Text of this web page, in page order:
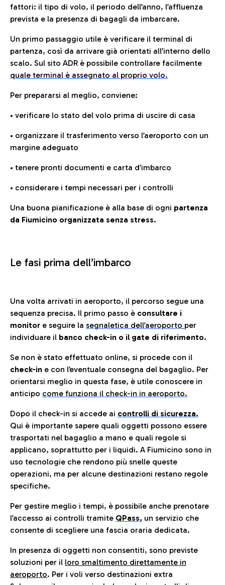
fattori: il tipo di volo, il periodo dell’anno, l’affluenza
prevista e la presenza di bagagli da imbarcare.
Un primo passaggio utile è verificare il terminal di
partenza, così da arrivare già orientati all’interno dello
scalo. Sul sito ADR è possibile controllare facilmente
quale terminal è assegnato al proprio volo.
Per prepararsi al meglio, conviene:
• verificare lo stato del volo prima di uscire di casa
• organizzare il trasferimento verso l’aeroporto con un
margine adeguato
• tenere pronti documenti e carta d’imbarco
• considerare i tempi necessari per i controlli
Una buona pianificazione è alla base di ogni partenza
da Fiumicino organizzata senza stress.
Le fasi prima dell’imbarco
Una volta arrivati in aeroporto, il percorso segue una
sequenza precisa. Il primo passo è consultare i
monitor e seguire la segnaletica dell’aeroporto per
individuare il banco check-in o il gate di riferimento.
Se non è stato effettuato online, si procede con il
check-in e con l’eventuale consegna del bagaglio. Per
orientarsi meglio in questa fase, è utile conoscere in
anticipo come funziona il check-in in aeroporto.
Dopo il check-in si accede ai controlli di sicurezza.
Qui è importante sapere quali oggetti possono essere
trasportati nel bagaglio a mano e quali regole si
applicano, soprattutto per i liquidi. A Fiumicino sono in
uso tecnologie che rendono più snelle queste
operazioni, ma per alcune destinazioni restano regole
specifiche.
Per gestire meglio i tempi, è possibile anche prenotare
l’accesso ai controlli tramite QPass, un servizio che
consente di scegliere una fascia oraria dedicata.
In presenza di oggetti non consentiti, sono previste
soluzioni per il loro smaltimento direttamente in
aeroporto. Per i voli verso destinazioni extra